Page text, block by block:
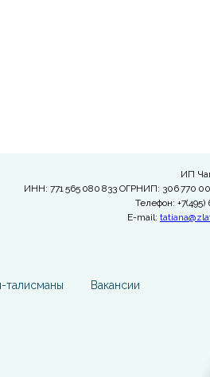
ИП
ИНН: 771 565 080 833 ОГРНИП: 306 770
Телефон: +7(495)
E-mail:
талисманы Вакансии